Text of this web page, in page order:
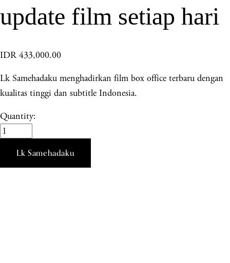
update film setiap hari
IDR 433,000.00
Lk Samehadaku menghadirkan film box office terbaru dengan
kualitas tinggi dan subtitle Indonesia.
Quantity:
Lk Samehadaku